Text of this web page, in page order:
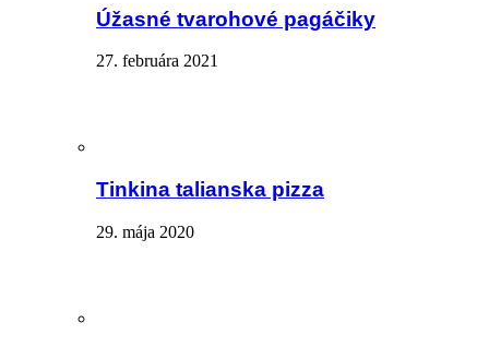
Úžasné tvarohové pagáčiky
27. februára 2021
Tinkina talianska pizza
29. mája 2020